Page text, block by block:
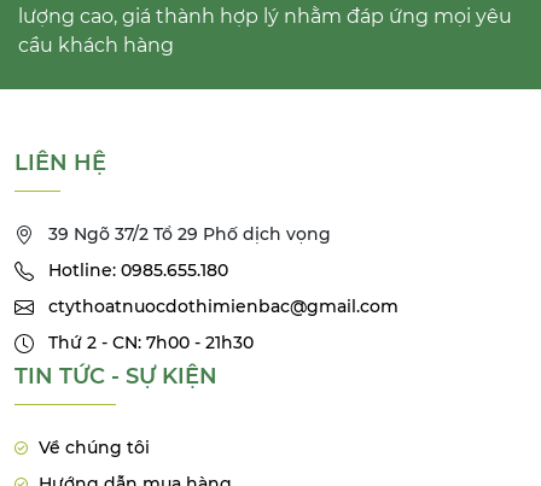
lượng cao, giá thành hợp lý nhằm đáp ứng mọi yêu
cầu khách hàng
LIÊN HỆ
39 Ngõ 37/2 Tổ 29 Phố dịch vọng
Hotline: 0985.655.180
ctythoatnuocdothimienbac@gmail.com
Thứ 2 - CN: 7h00 - 21h30
TIN TỨC - SỰ KIỆN
Về chúng tôi